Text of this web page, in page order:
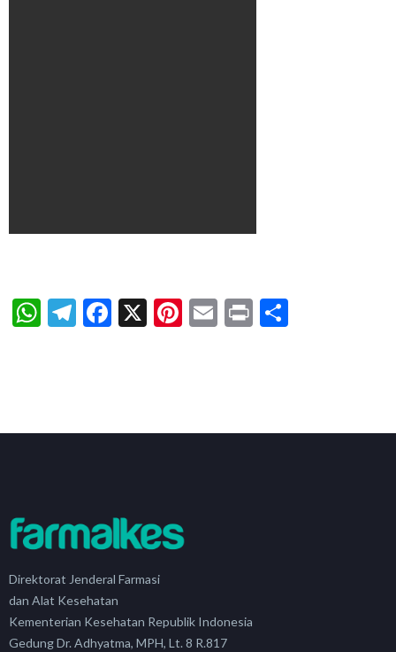
WhatsApp
Telegram
Facebook
X Pinterest
Email
Print
Direktorat Jenderal Farmasi
dan Alat Kesehatan
Kementerian Kesehatan Republik Indonesia
Gedung Dr. Adhyatma, MPH, Lt. 8 R.817